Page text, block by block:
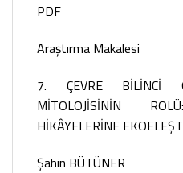
PDF
Araştırma Makalesi
7. ÇEVRE BİLİNCİ
MİTOLOJİSİNİN
HİKÂYELERİNE
Şahin BÜTÜNER